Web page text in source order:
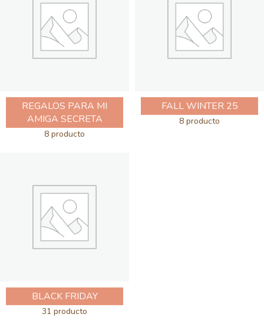
REGALOS PARA MI
AMIGA SECRETA
8 producto
FALL WINTER 25
8 producto
BLACK FRIDAY
31 producto